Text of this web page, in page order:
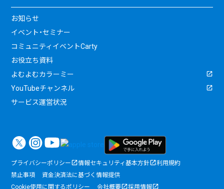
お知らせ
イベント・セミナー
コミュニティイベントCarty
お役立ち資料
よむよむカラーミー
YouTubeチャンネル
サービス運営状況
プライバシーポリシー 情報セキュリティ基本方針
利用規約
禁止事項
資金決済法に基づく情報提供
Cookie使用に関するポリシー
会社概要 採用情報